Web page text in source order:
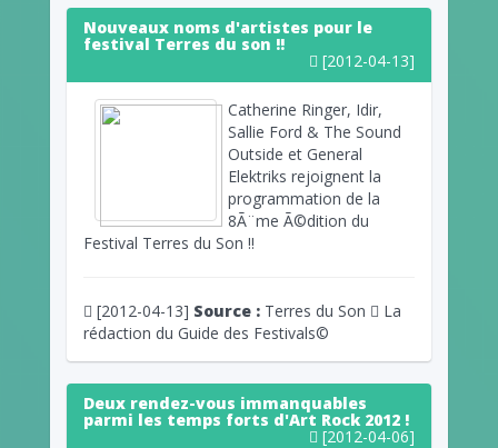
Nouveaux noms d'artistes pour le
festival Terres du son !!
[2012-04-13]
Catherine Ringer, Idir,
Sallie Ford & The Sound
Outside et General
Elektriks rejoignent la
programmation de la
8Ã¨me Ã©dition du
Festival Terres du Son !!
[2012-04-13] Source : Terres du Son
La
rédaction du Guide des Festivals©
Deux rendez-vous immanquables
parmi les temps forts d'Art Rock 2012 !
[2012-04-06]